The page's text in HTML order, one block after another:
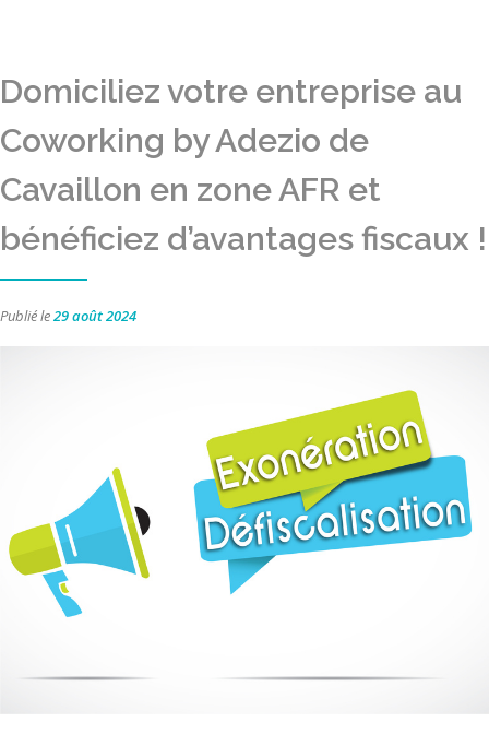
Domiciliez votre entreprise au
Coworking by Adezio de
Cavaillon en zone AFR et
bénéficiez d’avantages fiscaux !
Publié le29 août 2024